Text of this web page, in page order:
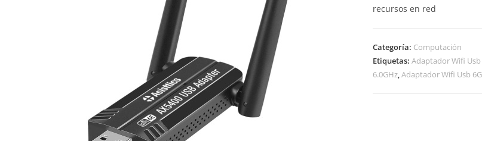
recursos en red
Categoría: Computación
Etiquetas: Adaptador Wifi Usb
6.0GHz,Adaptador Wifi Usb 6G